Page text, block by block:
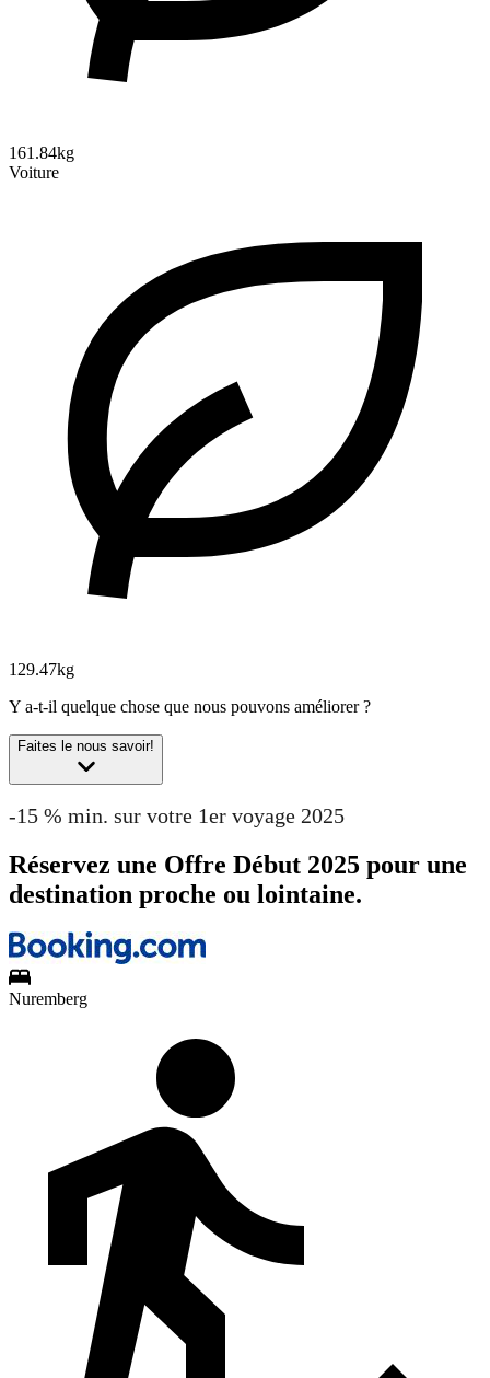
161.84kg
Voiture
129.47kg
Y a-t-il quelque chose que nous pouvons améliorer ?
Faites le nous savoir!
-15 % min. sur votre 1er voyage 2025
Réservez une Offre Début 2025 pour une
destination proche ou lointaine.
Nuremberg